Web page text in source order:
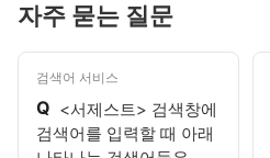
자주 묻는 질문
검색어 서비스
Q <서제스트> 검색창에
검색어를 입력할 때 아래